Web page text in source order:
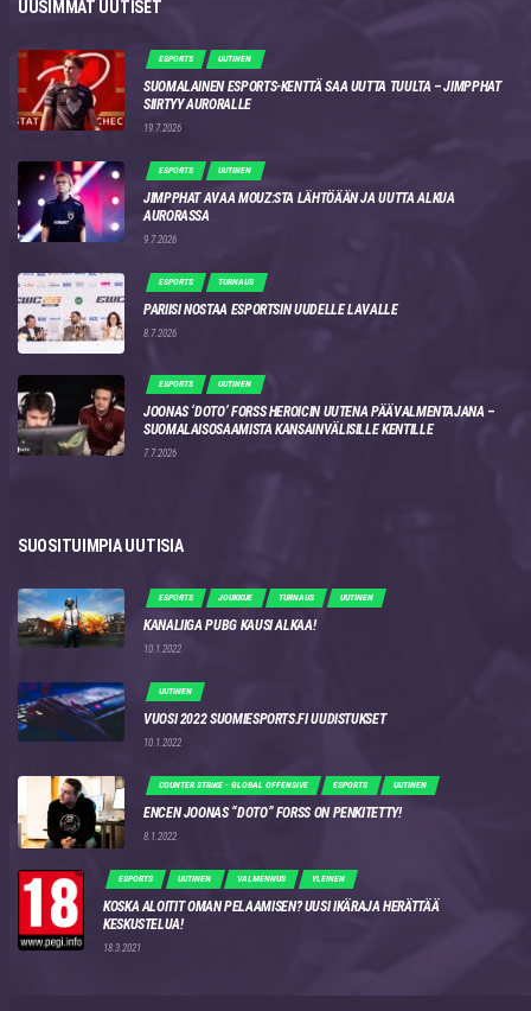
UUSIMMAT UUTISET
ESPORTS UUTINEN
SUOMALAINEN ESPORTS-KENTTÄ SAA UUTTA TUULTA – JIMPPHAT
SIIRTYY AURORALLE
19.7.2026
ESPORTS UUTINEN
JIMPPHAT AVAA MOUZ:STA LÄHTÖÄÄN JA UUTTA ALKUA
AURORASSA
9.7.2026
ESPORTS TURNAUS
PARIISI NOSTAA ESPORTSIN UUDELLE LAVALLE
8.7.2026
ESPORTS UUTINEN
JOONAS ‘DOTO’ FORSS HEROICIN UUTENA PÄÄVALMENTAJANA –
SUOMALAISOSAAMISTA KANSAINVÄLISILLE KENTILLE
7.7.2026
SUOSITUIMPIA UUTISIA
ESPORTS JOUKKUE TURNAUS UUTINEN
KANALIIGA PUBG KAUSI ALKAA!
10.1.2022
UUTINEN
VUOSI 2022 SUOMIESPORTS.FI UUDISTUKSET
10.1.2022
COUNTER STRIKE - GLOBAL OFFENSIVE ESPORTS UUTINEN
ENCEN JOONAS “DOTO” FORSS ON PENKITETTY!
8.1.2022
ESPORTS UUTINEN VALMENNUS YLEINEN
KOSKA ALOITIT OMAN PELAAMISEN? UUSI IKÄRAJA HERÄTTÄÄ
KESKUSTELUA!
18.3.2021